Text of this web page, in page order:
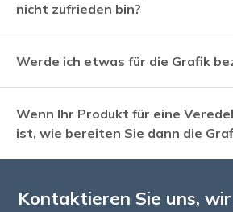
nicht zufrieden bin?
Werde ich etwas für die Grafik
Wenn Ihr Produkt für eine
ist, wie bereiten Sie dann die
Kontaktieren Sie uns,